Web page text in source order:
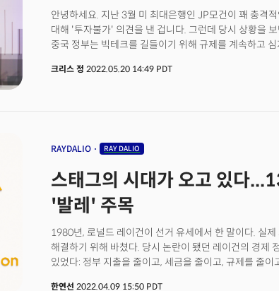
안녕하세요. 지난 3월 미 최대은행인 JP모건이 꽤 충격
대해 '투자불가' 의견을 낸 겁니다. 그런데 당시 상황을
중국 정부는 빅테크를 길들이기 위해 규제를 계속하고
두 달이 지난 지금 JP모건은 중국 기술주에 대한 투자불
크리스 정 2022.05.20 14:49 PDT
RAYDALIO RAY DALIO
스태그의 시대가 오고 있다
'발레' 주목
1980년, 로널드 레이건이 선거 유세에서 한 말이다. 실
해결하기 위해 바쳤다. 당시 논란이 됐던 레이건의 경제
있었다: 정부 지출을 줄이고, 세금을 줄이고, 규제를 줄
한연선 2022.04.09 15:50 PDT